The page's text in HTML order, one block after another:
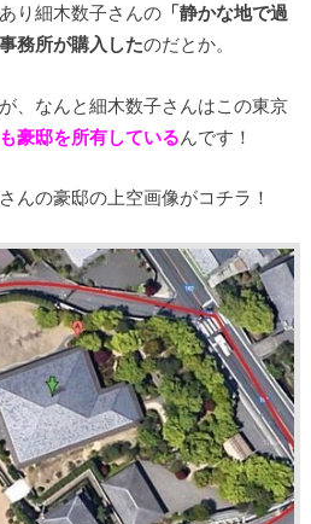
り細木数子さんの「静かな地で過
事務所が購入したのだとか。
、なんと細木数子さんはこの東京
豪邸を所有しているんです！
んの豪邸の上空画像がコチラ！